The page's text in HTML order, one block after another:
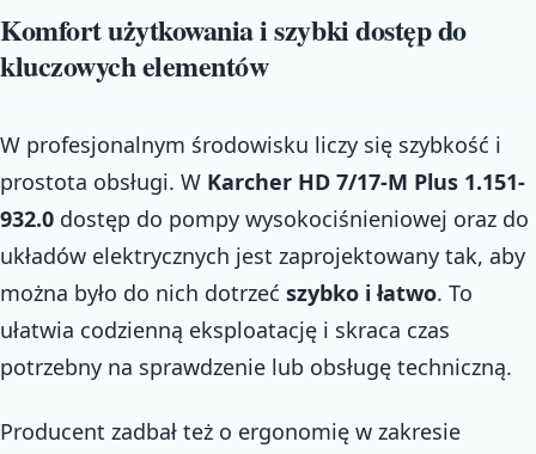
Komfort użytkowania i szybki dostęp do
kluczowych elementów
W profesjonalnym środowisku liczy się szybkość i
prostota obsługi. W Karcher HD 7/17-M Plus 1.151-
932.0 dostęp do pompy wysokociśnieniowej oraz do
układów elektrycznych jest zaprojektowany tak, aby
można było do nich dotrzeć szybko i łatwo. To
ułatwia codzienną eksploatację i skraca czas
potrzebny na sprawdzenie lub obsługę techniczną.
Producent zadbał też o ergonomię w zakresie